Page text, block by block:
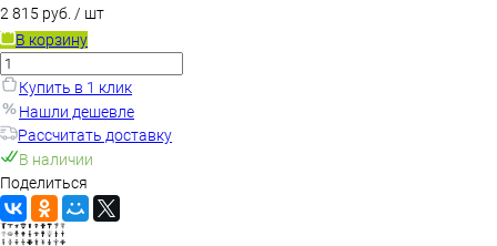
2 815 руб. / шт
В корзину
Купить в 1 клик
Нашли дешевле
Рассчитать доставку
В наличии
Поделиться